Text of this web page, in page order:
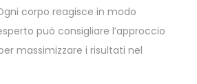
corpo reagisce in modo
può consigliare l’approccio
massimizzare i risultati nel